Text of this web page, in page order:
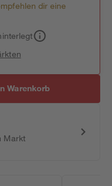
dir eine
Warenkorb
Markt